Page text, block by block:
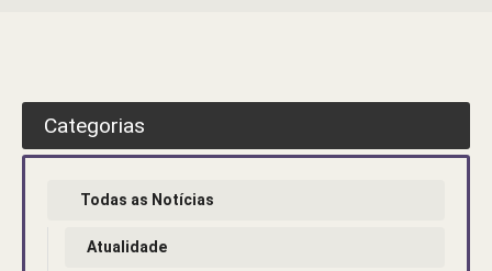
Categorias
Todas as Notícias
Atualidade